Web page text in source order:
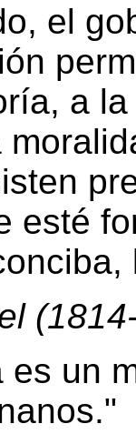
el
a
esté
es un